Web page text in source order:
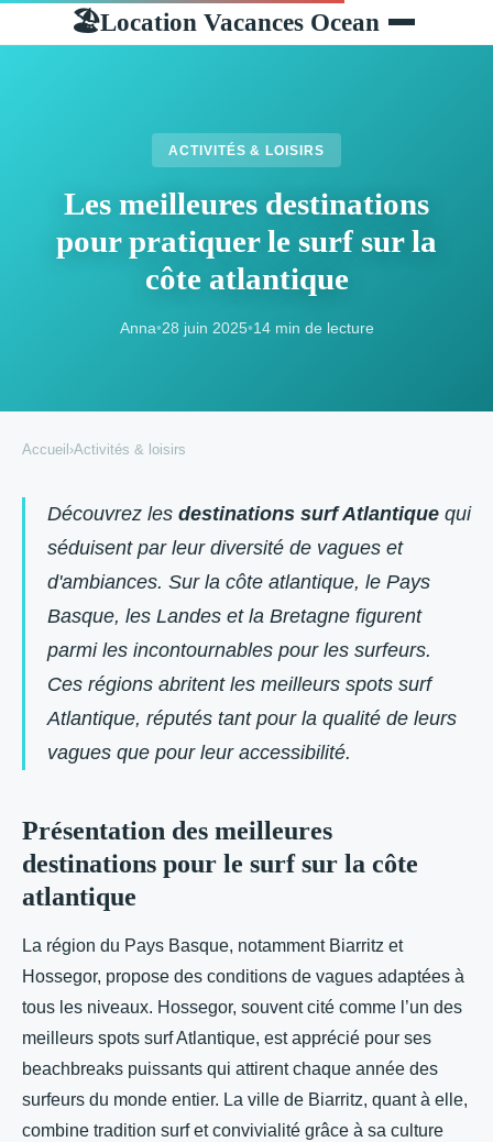
🏖Location Vacances Ocean
ACTIVITÉS & LOISIRS
Les meilleures destinations
pour pratiquer le surf sur la
côte atlantique
Anna•28 juin 2025•14 min de lecture
Accueil ›Activités & loisirs
Découvrez les destinations surf Atlantique qui
séduisent par leur diversité de vagues et
d'ambiances. Sur la côte atlantique, le Pays
Basque, les Landes et la Bretagne figurent
parmi les incontournables pour les surfeurs.
Ces régions abritent les meilleurs spots surf
Atlantique, réputés tant pour la qualité de leurs
vagues que pour leur accessibilité.
Présentation des meilleures
destinations pour le surf sur la côte
atlantique
La région du Pays Basque, notamment Biarritz et
Hossegor, propose des conditions de vagues adaptées à
tous les niveaux. Hossegor, souvent cité comme l’un des
meilleurs spots surf Atlantique, est apprécié pour ses
beachbreaks puissants qui attirent chaque année des
surfeurs du monde entier. La ville de Biarritz, quant à elle,
combine tradition surf et convivialité grâce à sa culture